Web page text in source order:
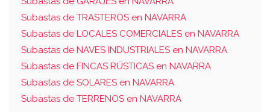
Subastas de TRASTEROS en NAVARRA
Subastas de LOCALES COMERCIALES en NAVARRA
Subastas de NAVES INDUSTRIALES en NAVARRA
Subastas de FINCAS RÚSTICAS en NAVARRA
Subastas de SOLARES en NAVARRA
Subastas de TERRENOS en NAVARRA